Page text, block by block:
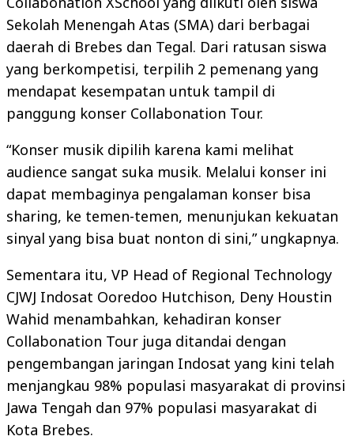
Sekolah Menengah Atas (SMA) dari berbagai
daerah di Brebes dan Tegal. Dari ratusan siswa
yang berkompetisi, terpilih 2 pemenang yang
mendapat kesempatan untuk tampil di
panggung konser Collabonation Tour.
“Konser musik dipilih karena kami melihat
audience sangat suka musik. Melalui konser ini
dapat membaginya pengalaman konser bisa
sharing, ke temen-temen, menunjukan kekuatan
sinyal yang bisa buat nonton di sini,” ungkapnya.
Sementara itu, VP Head of Regional Technology
CJWJ Indosat Ooredoo Hutchison, Deny Houstin
Wahid menambahkan, kehadiran konser
Collabonation Tour juga ditandai dengan
pengembangan jaringan Indosat yang kini telah
menjangkau 98% populasi masyarakat di provinsi
Jawa Tengah dan 97% populasi masyarakat di
Kota Brebes.